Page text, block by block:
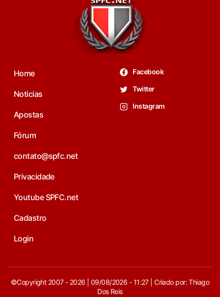
Home
Noticias
Apostas
Fórum
contato@spfc.net
Privacidade
Youtube SPFC.net
Cadastro
Login
Facebook
Twitter
Instagram
©Copyright 2007 - 2026 | 09/08/2026 - 11:27 | Criado por: Thiago
Dos Reis